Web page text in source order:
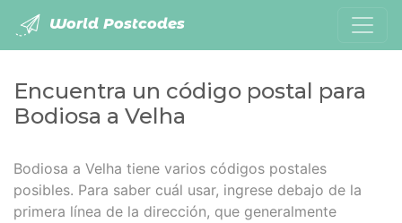
World Postcodes
Encuentra un código postal para
Bodiosa a Velha
Bodiosa a Velha tiene varios códigos postales
posibles. Para saber cuál usar, ingrese debajo de la
primera línea de la dirección, que generalmente